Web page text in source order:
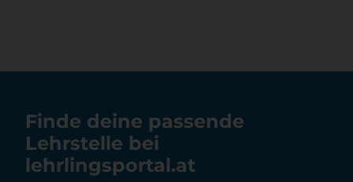
Finde deine passende
Lehrstelle bei
lehrlingsportal.at